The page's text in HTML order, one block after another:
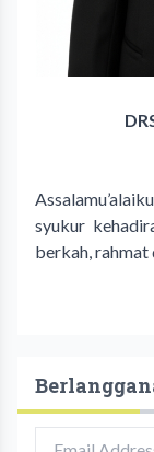
syukur
berkah, rahmat